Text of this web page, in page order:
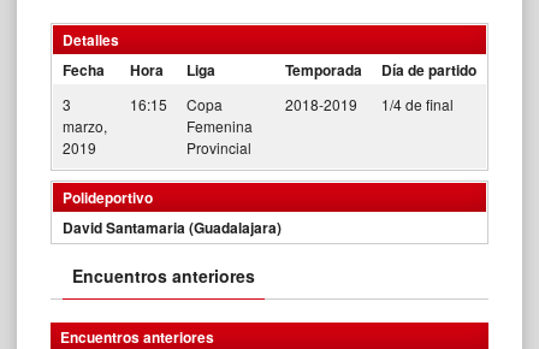
Detalles
Fecha
Hora Liga Temporada Día de partido
3
marzo,
2019
16:15
Copa
Femenina
Provincial
2018-2019 1/4 de final
Polideportivo
David Santamaria (Guadalajara)
Encuentros anteriores
Encuentros anteriores